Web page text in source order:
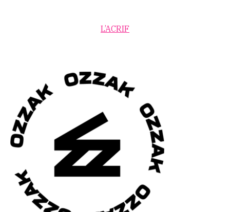
L’ACRIF